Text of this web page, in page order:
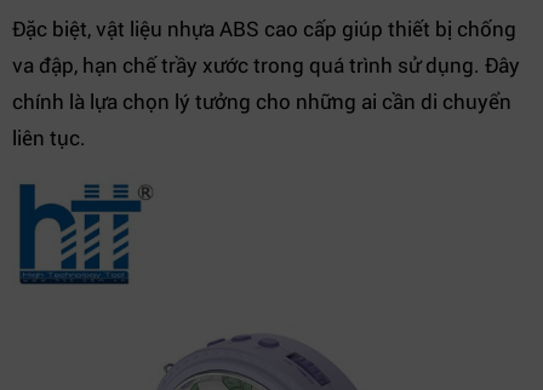
Đặc biệt, vật liệu nhựa ABS cao cấp giúp thiết bị chống
va đập, hạn chế trầy xước trong quá trình sử dụng. Đây
chính là lựa chọn lý tưởng cho những ai cần di chuyển
liên tục.